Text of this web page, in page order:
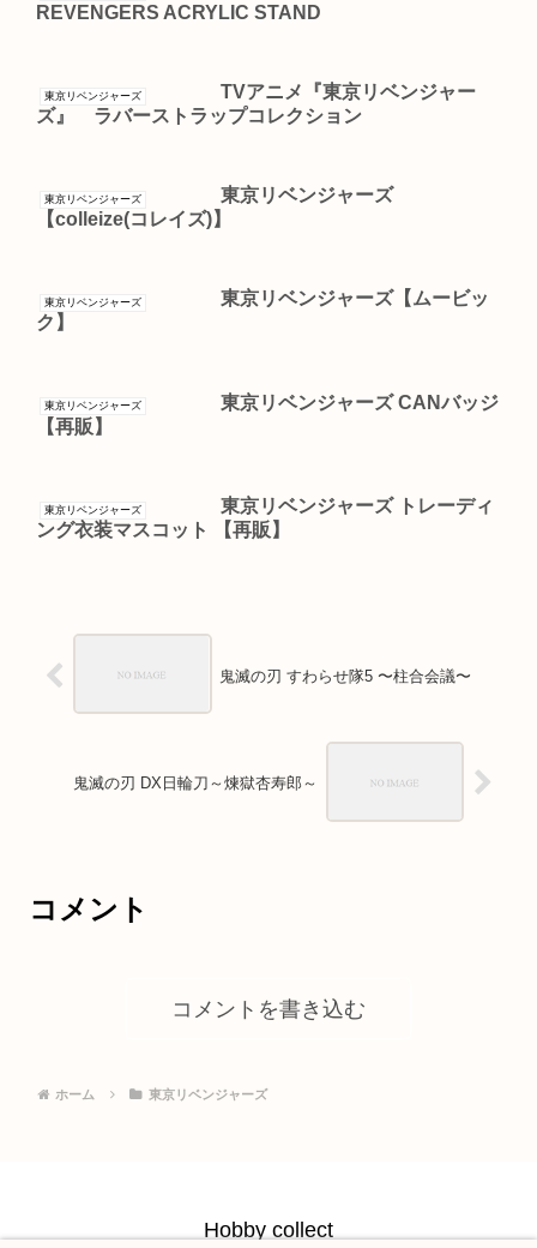
REVENGERS ACRYLIC STAND
東京リベンジャーズ
TVアニメ『東京リベンジャー
ズ』 ラバーストラップコレクション
東京リベンジャーズ
東京リベンジャーズ
【colleize(コレイズ)】
東京リベンジャーズ
東京リベンジャーズ【ムービッ
ク】
東京リベンジャーズ
東京リベンジャーズ CANバッジ
【再販】
東京リベンジャーズ
東京リベンジャーズ トレーディ
ング衣装マスコット 【再販】
鬼滅の刃 すわらせ隊5 〜柱合会議〜
鬼滅の刃 DX日輪刀～煉獄杏寿郎～
コメント
コメントを書き込む
ホーム 東京リベンジャーズ
Hobby collect